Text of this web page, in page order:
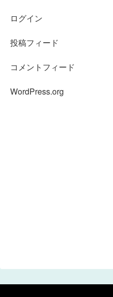
ログイン
投稿フィード
コメントフィード
WordPress.org